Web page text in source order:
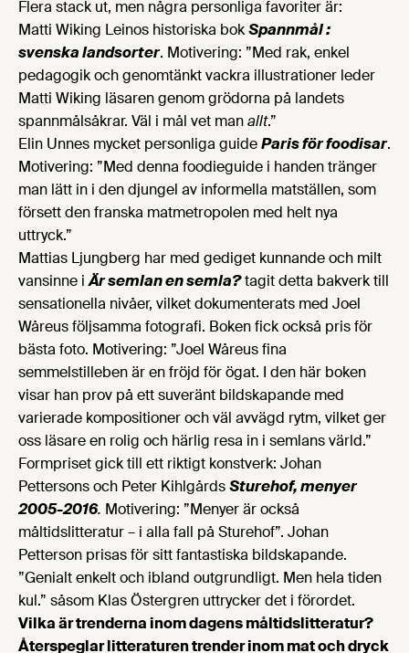
Flera stack ut, men några personliga favoriter är:
Matti Wiking Leinos historiska bokSpannmål :
svenska landsorter. Motivering: ”Med rak, enkel
pedagogik och genomtänkt vackra illustrationer leder
Matti Wiking läsaren genom grödorna på landets
spannmålsåkrar. Väl i mål vet manallt.”
Elin Unnes mycket personliga guideParis för foodisar.
Motivering: ”Med denna foodieguide i handen tränger
man lätt in i den djungel av informella matställen, som
försett den franska matmetropolen med helt nya
uttryck.”
Mattias Ljungberg har med gediget kunnande och milt
vansinne iÄr semlan en semla?tagit detta bakverk till
sensationella nivåer, vilket dokumenterats med Joel
Wåreus följsamma fotografi. Boken fick också pris för
bästa foto. Motivering: ”Joel Wåreus fina
semmelstilleben är en fröjd för ögat. I den här boken
visar han prov på ett suveränt bildskapande med
varierade kompositioner och väl avvägd rytm, vilket ger
oss läsare en rolig och härlig resa in i semlans värld.”
Formpriset gick till ett riktigt konstverk: Johan
Pettersons och Peter KihlgårdsSturehof, menyer
2005-2016. Motivering: ”Menyer är också
måltidslitteratur – i alla fall på Sturehof”. Johan
Petterson prisas för sitt fantastiska bildskapande.
”Genialt enkelt och ibland outgrundligt. Men hela tiden
kul.” såsom Klas Östergren uttrycker det i förordet.
Vilka är trenderna inom dagens måltidslitteratur?
Återspeglar litteraturen trender inom mat och dryck